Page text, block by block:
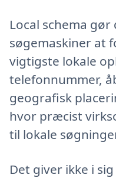
Local schema
søgemaskiner at
vigtigste lokale
telefonnummer,
geografisk
hvor præcist
til lokale
Det giver ikke i